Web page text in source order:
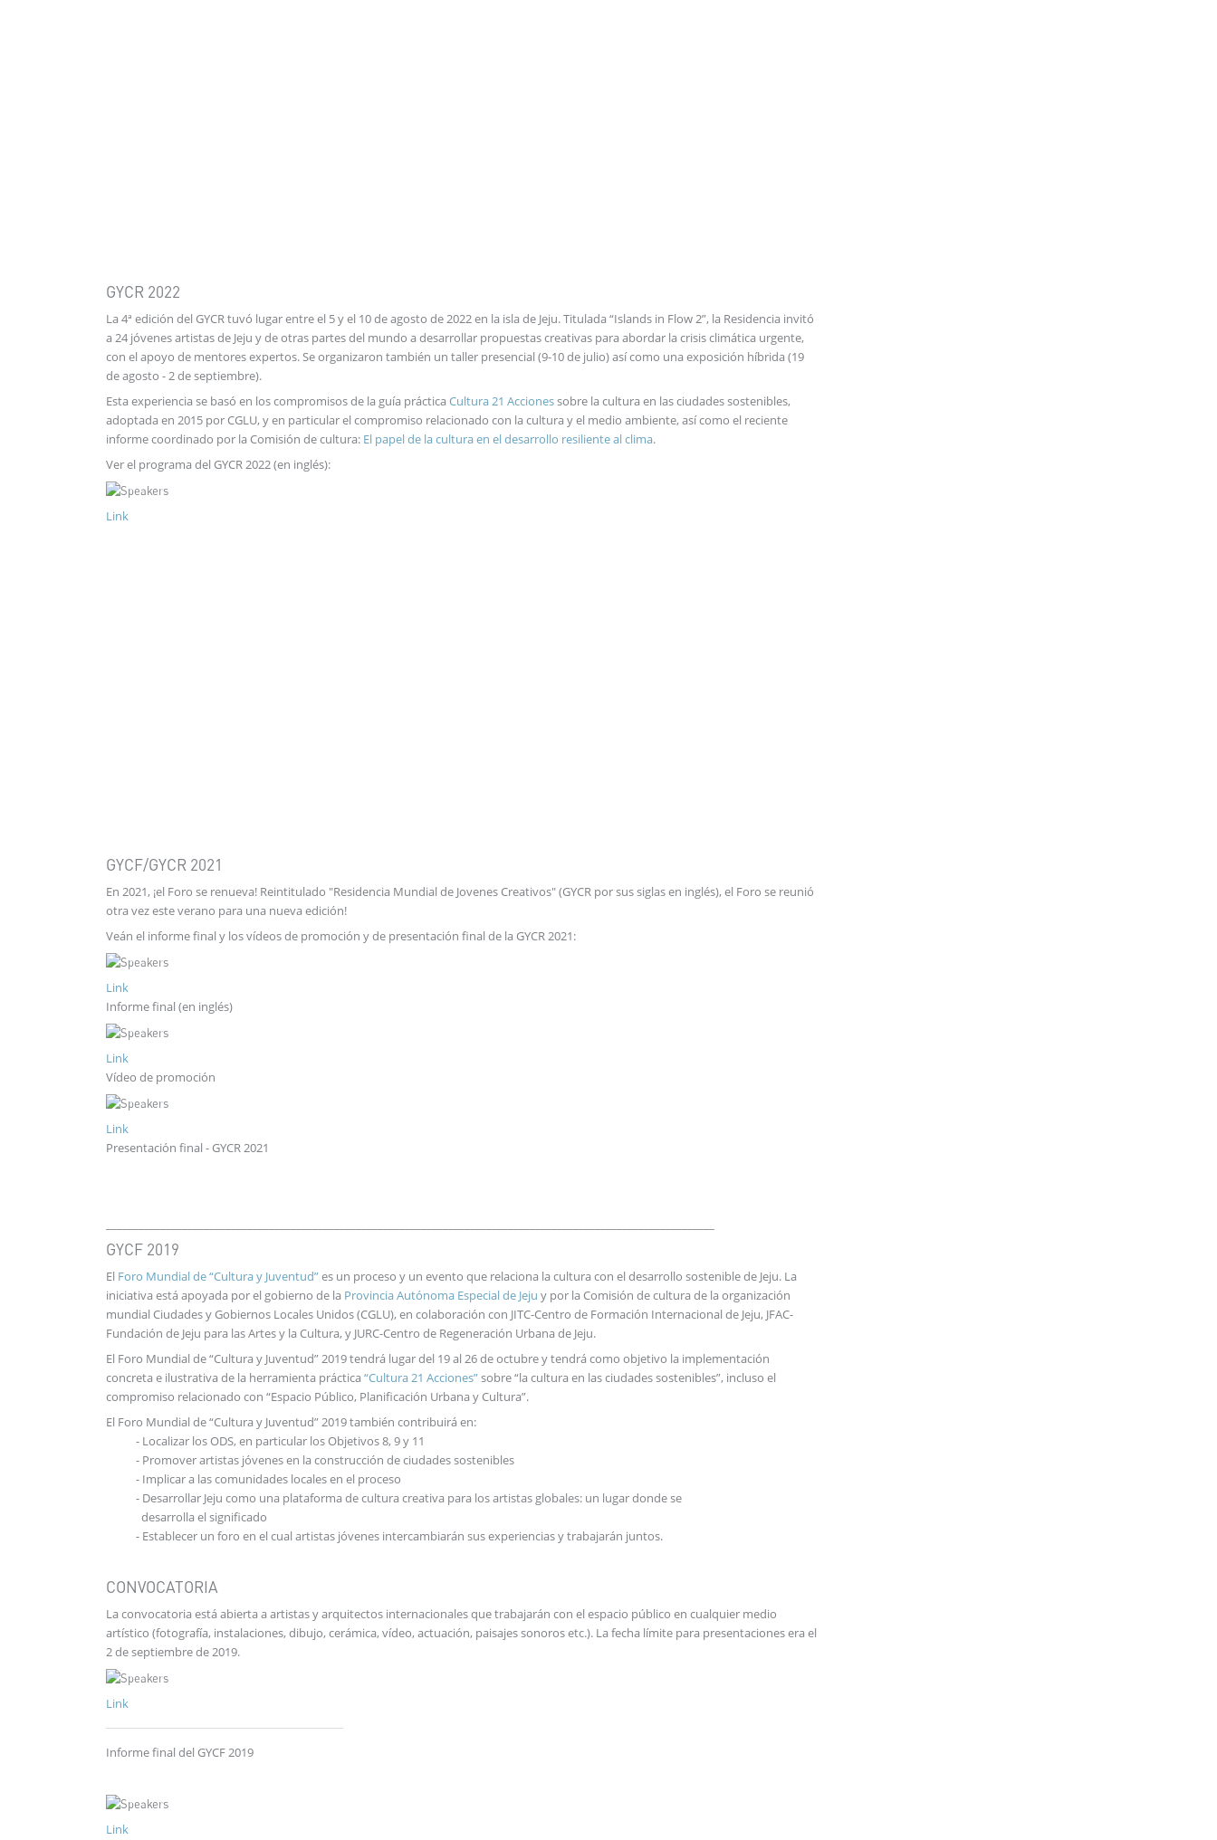
GYCR 2022
La 4ª edición del GYCR tuvó lugar entre el 5 y el 10 de agosto de 2022 en la isla de Jeju. Titulada “Islands in Flow 2”, la Residencia invitó
a 24 jóvenes artistas de Jeju y de otras partes del mundo a desarrollar propuestas creativas para abordar la crisis climática urgente,
con el apoyo de mentores expertos. Se organizaron también un taller presencial (9-10 de julio) así como una exposición híbrida (19
de agosto - 2 de septiembre).
Esta experiencia se basó en los compromisos de la guía práctica Cultura 21 Accionessobre la cultura en las ciudades sostenibles,
adoptada en 2015 por CGLU, y en particular el compromiso relacionado con la cultura y el medio ambiente, así como el reciente
informe coordinado por la Comisión de cultura: El papel de la cultura en el desarrollo resiliente al clima.
Ver el programa del GYCR 2022 (en inglés):
Link
GYCF/GYCR 2021
En 2021, ¡el Foro se renueva! Reintitulado "Residencia Mundial de Jovenes Creativos" (GYCR por sus siglas en inglés), el Foro se reunió
otra vez este verano para una nueva edición!
Veán el informe final y los vídeos de promoción y de presentación final de la GYCR 2021:
Link
Informe final (en inglés)
Link
Vídeo de promoción
Link
Presentación final - GYCR 2021
GYCF 2019
El Foro Mundial de “Cultura y Juventud”es un proceso y un evento que relaciona la cultura con el desarrollo sostenible de Jeju. La
iniciativa está apoyada por el gobierno de la Provincia Autónoma Especial de Jeju y por la Comisión de cultura de la organización
mundial Ciudades y Gobiernos Locales Unidos (CGLU), en colaboración con JITC-Centro de Formación Internacional de Jeju, JFAC-
Fundación de Jeju para las Artes y la Cultura, y JURC-Centro de Regeneración Urbana de Jeju.
El Foro Mundial de “Cultura y Juventud” 2019 tendrá lugar del 19 al 26 de octubre y tendrá como objetivo la implementación
concreta e ilustrativa de la herramienta práctica “Cultura 21 Acciones”sobre “la cultura en las ciudades sostenibles”, incluso el
compromiso relacionado con “Espacio Público, Planificación Urbana y Cultura”.
El Foro Mundial de “Cultura y Juventud” 2019 también contribuirá en:
- Localizar los ODS, en particular los Objetivos 8, 9 y 11
- Promover artistas jóvenes en la construcción de ciudades sostenibles
- Implicar a las comunidades locales en el proceso
- Desarrollar Jeju como una plataforma de cultura creativa para los artistas globales: un lugar donde se
desarrolla el significado
- Establecer un foro en el cual artistas jóvenes intercambiarán sus experiencias y trabajarán juntos.
CONVOCATORIA
La convocatoria está abierta a artistas y arquitectos internacionales que trabajarán con el espacio público en cualquier medio
artístico (fotografía, instalaciones, dibujo, cerámica, vídeo, actuación, paisajes sonoros etc.). La fecha límite para presentaciones era el
2 de septiembre de 2019.
Link
Informe final del GYCF 2019
Link